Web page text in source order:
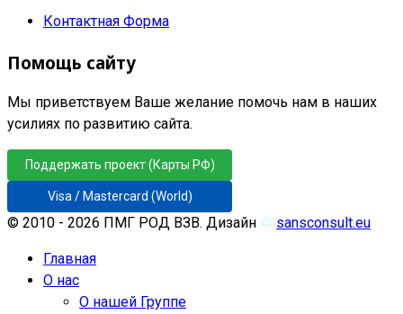
Контактная Форма
Помощь сайту
Мы приветствуем Ваше желание помочь нам в наших
усилиях по развитию сайта.
Поддержать проект (Карты РФ)
Visa / Mastercard (World)
© 2010 - 2026 ПМГ РОД ВЗВ. Дизайн ♲ sansconsult.eu
Главная
О нас
О нашей Группе